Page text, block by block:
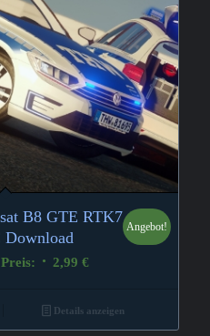
B8 GTE RTK7
2,99 €Aktueller
Angebot!
Details anzeigen